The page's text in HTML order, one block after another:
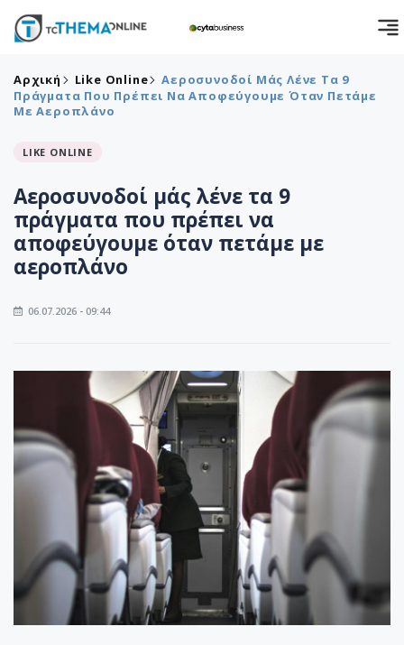
Αρχική Like Online
Αεροσυνοδοί Μάς Λένε Τα 9
Πράγματα Που Πρέπει Να Αποφεύγουμε Όταν Πετάμε
Με Αεροπλάνο
LIKE ONLINE
Αεροσυνοδοί μάς λένε τα 9
πράγματα που πρέπει να
αποφεύγουμε όταν πετάμε με
αεροπλάνο
06.07.2026 - 09:44